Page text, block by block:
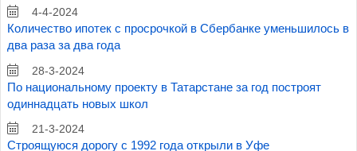
4-4-2024
Количество ипотек с просрочкой в Сбербанке уменьшилось в
два раза за два года
28-3-2024
По национальному проекту в Татарстане за год построят
одиннадцать новых школ
21-3-2024
Строящуюся дорогу с 1992 года открыли в Уфе